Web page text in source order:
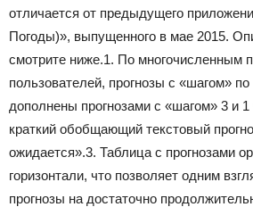
отличается от предыдущего
Погоды)», выпущенного в мае 2015.
смотрите ниже.1. По многочисленным
пользователей, прогнозы с «шагом»
дополнены прогнозами с «шагом» 3 и
краткий обобщающий текстовый
ожидается».3. Таблица с прогнозами
горизонтали, что позволяет одним
прогнозы на достаточно